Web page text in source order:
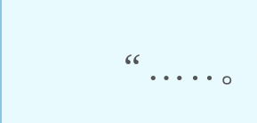
“…..。